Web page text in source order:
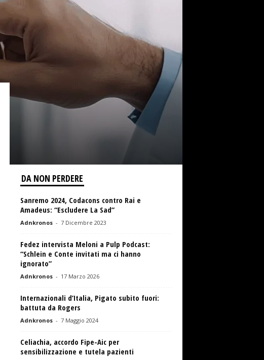
DA NON PERDERE
Sanremo 2024, Codacons contro Rai e
Amadeus: “Escludere La Sad”
Adnkronos - 7 Dicembre 2023
Fedez intervista Meloni a Pulp Podcast:
“Schlein e Conte invitati ma ci hanno
ignorato”
Adnkronos - 17 Marzo 2026
Internazionali d’Italia, Pigato subito fuori:
battuta da Rogers
Adnkronos - 7 Maggio 2024
Celiachia, accordo Fipe-Aic per
sensibilizzazione e tutela pazienti